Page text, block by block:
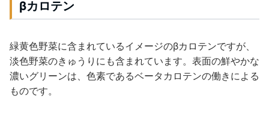
βカロテン
緑黄色野菜に含まれているイメージのβカロテンですが、
淡色野菜のきゅうりにも含まれています。表面の鮮やかな
濃いグリーンは、色素であるベータカロテンの働きによる
ものです。